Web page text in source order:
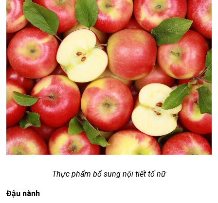
Thực phẩm bổ sung nội tiết tố nữ
Đậu nành